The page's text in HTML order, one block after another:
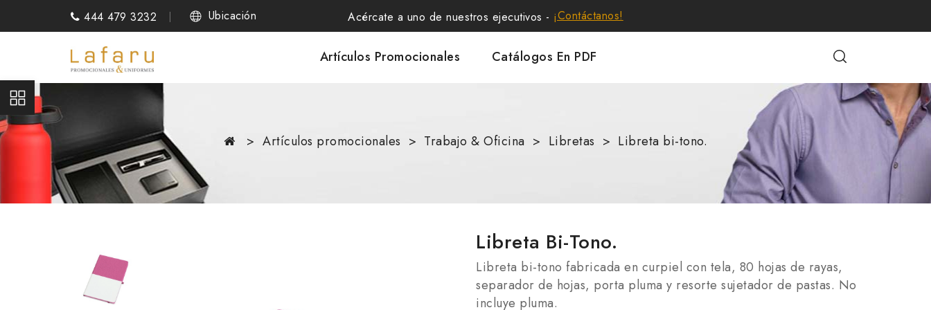
444 479 3232 Ubicación Acércate a uno de nuestros ejecutivos - ¡Contáctanos!
Artículos Promocionales Catálogos En PDF
Artículos promocionales Trabajo & Oficina Libretas Libreta bi-tono.
Libreta Bi-Tono.
Libreta bi-tono fabricada en curpiel con tela, 80 hojas de rayas,
separador de hojas, porta pluma y resorte sujetador de pastas. No
incluye pluma.